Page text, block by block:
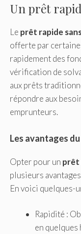
Un prêt
Le prêt rapide
offerte par
rapidement des
vérification de
aux prêts
répondre aux
emprunteurs.
Les avantages
Opter pour un prêt
plusieurs
En voici quelques-
Rapidité :
en quelques